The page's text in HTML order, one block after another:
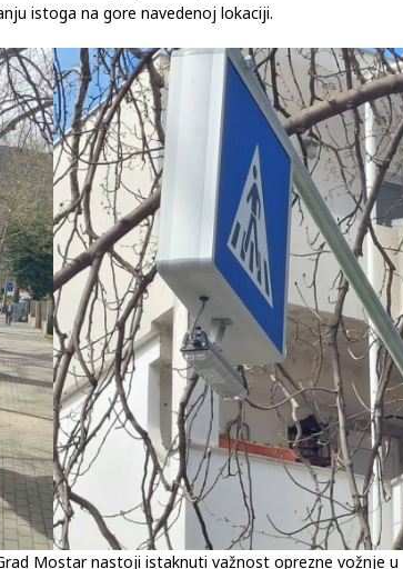
istoga na gore navedenoj lokaciji.
Mostar nastoji istaknuti važnost oprezne vožnje u